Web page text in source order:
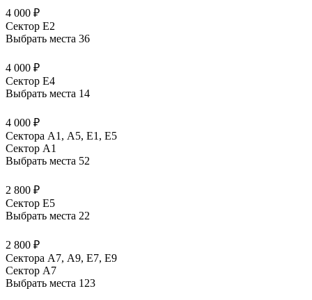
4 000 ₽
Сектор E2
Выбрать места 36
4 000 ₽
Сектор E4
Выбрать места 14
4 000 ₽
Сектора А1, А5, Е1, Е5
Сектор A1
Выбрать места 52
2 800 ₽
Сектор E5
Выбрать места 22
2 800 ₽
Сектора А7, А9, Е7, Е9
Сектор A7
Выбрать места 123